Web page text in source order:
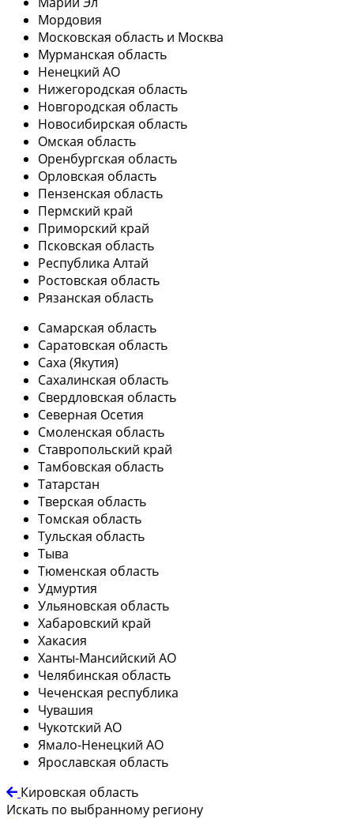
Мордовия
Московская область и Москва
Мурманская область
Ненецкий АО
Нижегородская область
Новгородская область
Новосибирская область
Омская область
Оренбургская область
Орловская область
Пензенская область
Пермский край
Приморский край
Псковская область
Республика Алтай
Ростовская область
Рязанская область
Самарская область
Саратовская область
Саха (Якутия)
Сахалинская область
Свердловская область
Северная Осетия
Смоленская область
Ставропольский край
Тамбовская область
Татарстан
Тверская область
Томская область
Тульская область
Тыва
Тюменская область
Удмуртия
Ульяновская область
Хабаровский край
Хакасия
Ханты-Мансийский АО
Челябинская область
Чеченская республика
Чувашия
Чукотский АО
Ямало-Ненецкий АО
Ярославская область
Кировская область
Искать по выбранному региону